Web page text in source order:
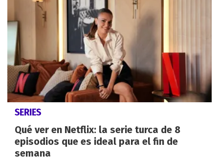
SERIES
Qué ver en Netflix: la serie turca de 8
episodios que es ideal para el fin de
semana